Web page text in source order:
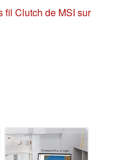
fil Clutch de MSI sur